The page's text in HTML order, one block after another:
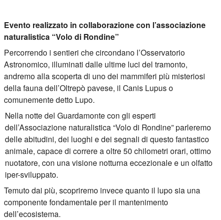
Evento realizzato in collaborazione con l’associazione
naturalistica “Volo di Rondine”
Percorrendo i sentieri che circondano l’Osservatorio
Astronomico, illuminati dalle ultime luci del tramonto,
andremo alla scoperta di uno dei mammiferi più misteriosi
della fauna dell’Oltrepò pavese, il Canis Lupus o
comunemente detto Lupo.
Nella notte del Guardamonte con gli esperti
dell’Associazione naturalistica “Volo di Rondine” parleremo
delle abitudini, dei luoghi e dei segnali di questo fantastico
animale, capace di correre a oltre 50 chilometri orari, ottimo
nuotatore, con una visione notturna eccezionale e un olfatto
iper-sviluppato.
Temuto dai più, scopriremo invece quanto il lupo sia una
componente fondamentale per il mantenimento
dell’ecosistema.